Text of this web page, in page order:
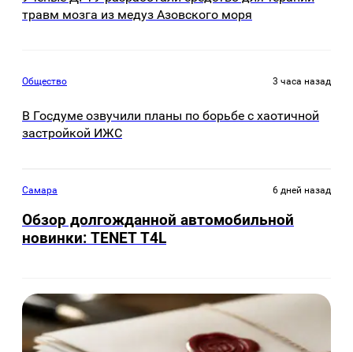
травм мозга из медуз Азовского моря
Общество 3 часа назад
В Госдуме озвучили планы по борьбе с хаотичной
застройкой ИЖС
Самара 6 дней назад
Обзор долгожданной автомобильной
новинки: TENET Т4L